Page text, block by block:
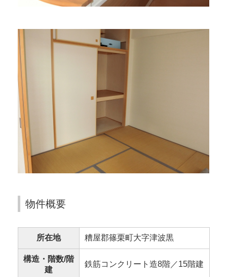
物件概要
所在地 糟屋郡篠栗町大字津波黒
構造・階数/階
建
鉄筋コンクリート造8階／15階建